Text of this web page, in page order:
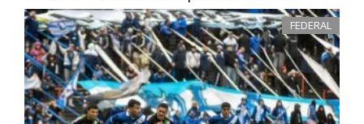
FEDERAL